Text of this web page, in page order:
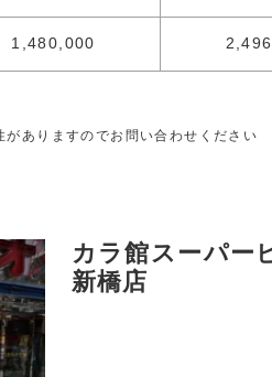
1,480,000
ありますのでお問い合わせください
カラ館スーパー
新橋店